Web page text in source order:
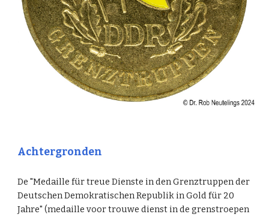
Achtergronden
De "Medaille für treue Dienste in den Grenztruppen der
Deutschen Demokratischen Republik in Gold für 20
Jahre" (medaille voor trouwe dienst in de grenstroepen